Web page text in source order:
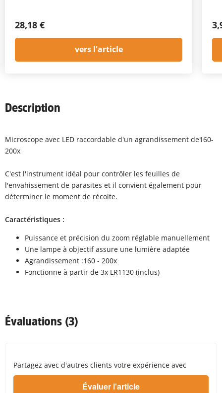
28,18 €
vers l'article
Description
Microscope avec LED raccordable d'un agrandissement de160-
200x
C'est l'instrument idéal pour contrôler les feuilles de
l'envahissement de parasites et il convient également pour
déterminer le moment de récolte.
Caractéristiques :
Puissance et précision du zoom réglable manuellement
Une lampe à objectif assure une lumière adaptée
Agrandissement :160 - 200x
Fonctionne à partir de 3x LR1130 (inclus)
Évaluations (3)
Partagez avec d'autres clients votre expérience avec